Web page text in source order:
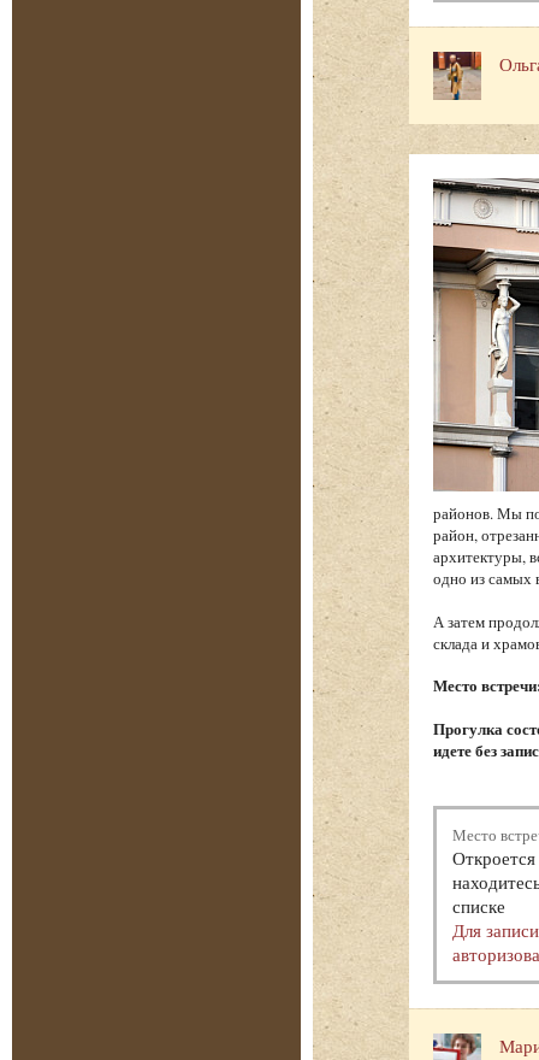
районов. Мы
район,
архитектуры,
одно из самых
А затем
склада и
Место
Прогулка
идете без
Место
списке
Для